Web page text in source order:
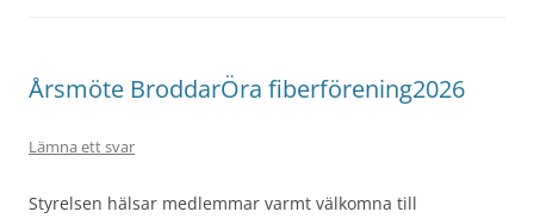
Årsmöte BroddarÖra fiberförening2026
Lämna ett svar
Styrelsen hälsar medlemmar varmt välkomna till